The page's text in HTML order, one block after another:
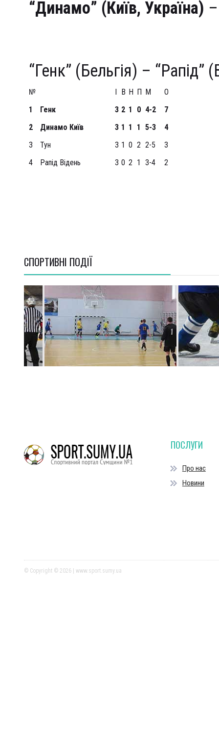
“Динамо” (Київ, Україна)
“Генк” (Бельгія) – “Рапід”
№ І В Н П М
О
1
Генк 3 2 1 0 4-2
7
2
Динамо Київ 3 1 1 1 5-3
4
3
Тун 3 1 0 2 2-5
3
4
Рапід Відень 3 0 2 1 3-4 2
СПОРТИВНI ПОДІЇ
ПОСЛУГИ
Про нас
Новини
© Copyright © 2026 | www.sport.sumy.ua